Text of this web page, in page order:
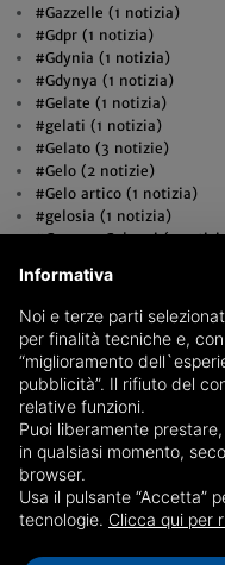
#Gazzelle (1 notizia)
#Gdpr (1 notizia)
#Gdynia (1 notizia)
#Gdynya (1 notizia)
#Gelate (1 notizia)
#gelati (1 notizia)
#Gelato (3 notizie)
#Gelo (2 notizie)
#Gelo artico (1 notizia)
#gelosia (1 notizia)
#Gemma Galgani (1
#generale (1 notizia)
#Generale Figliuolo (1
#Generali (2 notizie)
#Generazione Alpha (2
#Generazione Z (2 notizie)
#Generazione Zeta (1
#Generazioni (1 notizia)
#genere (1 notizia)
#Generi (1 notizia)
#genero (1 notizia)
#generosità (1 notizia)
#Genetica (1 notizia)
#genitore (1 notizia)
Informativa
Noi e terze parti
per finalità tecniche e,
“miglioramento
pubblicità”. Il rifiuto del
relative funzioni.
Puoi liberamente
in qualsiasi momento,
browser.
Usa il pulsante “Accetta”
tecnologie. Clicca qui per